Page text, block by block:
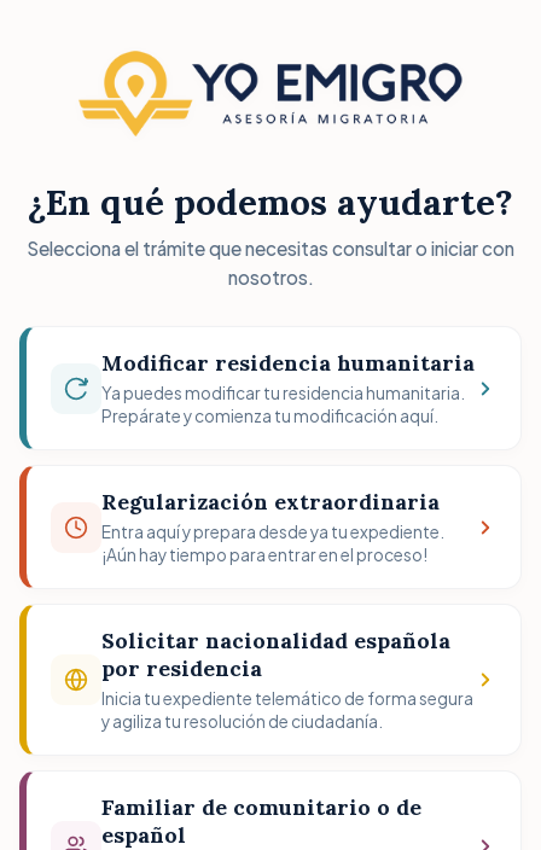
¿En qué podemos ayudarte?
Selecciona el trámite que necesitas consultar o iniciar con
nosotros.
Modificar residencia humanitaria
Ya puedes modificar tu residencia humanitaria.
Prepárate y comienza tu modificación aquí.
Regularización extraordinaria
Entra aquí y prepara desde ya tu expediente.
¡Aún hay tiempo para entrar en el proceso!
Solicitar nacionalidad española
por residencia
Inicia tu expediente telemático de forma segura
y agiliza tu resolución de ciudadanía.
Familiar de comunitario o de
español